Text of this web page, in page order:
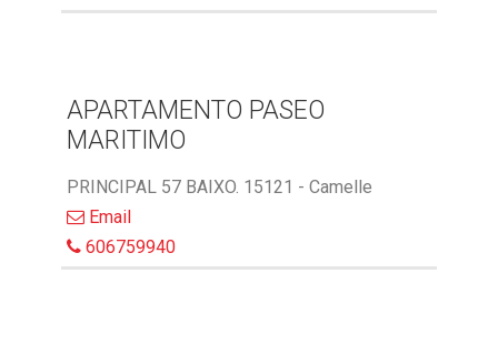
APARTAMENTO PASEO
MARITIMO
PRINCIPAL 57 BAIXO. 15121 - Camelle
Email
606759940